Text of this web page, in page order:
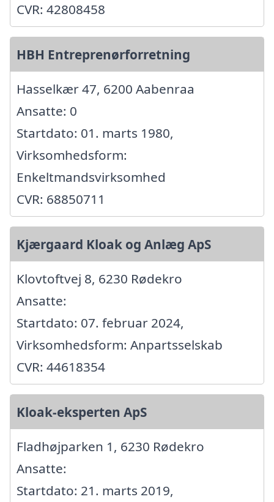
CVR: 42808458
HBH Entreprenørforretning
Hasselkær 47, 6200 Aabenraa
Ansatte: 0
Startdato: 01. marts 1980,
Virksomhedsform:
Enkeltmandsvirksomhed
CVR: 68850711
Kjærgaard Kloak og Anlæg ApS
Klovtoftvej 8, 6230 Rødekro
Ansatte:
Startdato: 07. februar 2024,
Virksomhedsform: Anpartsselskab
CVR: 44618354
Kloak-eksperten ApS
Fladhøjparken 1, 6230 Rødekro
Ansatte:
Startdato: 21. marts 2019,